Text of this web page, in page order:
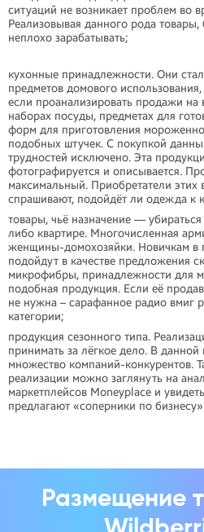
ситуаций не возникает проблем во
Реализовывая данного рода
неплохо зарабатывать;
кухонные принадлежности. Они
предметов домового
если проанализировать продажи на
наборах посуды, предметах для
форм для приготовления
подобных штучек. С покупкой
трудностей исключено. Эта
фотографируется и описывается.
максимальный. Приобретатели
спрашивают, подойдёт ли одежда к
товары, чьё назначение —
либо квартире. Многочисленная
женщины-домохозяйки. Новичкам в
подойдут в качестве предложения
микрофибры, принадлежности для
подобная продукция. Если её
не нужна – сарафанное радио вмиг
категории;
продукция сезонного типа.
принимать за лёгкое дело. В данной
множество компаний-конкурентов.
реализации можно заглянуть на
маркетплейсов Moneyplace и
предлагают «соперники по
Размещение